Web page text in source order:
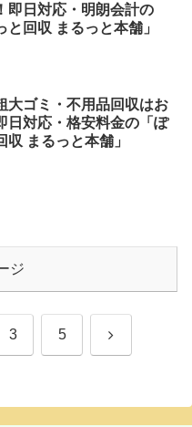
即日対応・明朗会計の
と回収 まるっと本舗」
大ゴミ・不用品回収はお
日対応・格安料金の「ぽ
収 まるっと本舗」
ジ
3 5 次